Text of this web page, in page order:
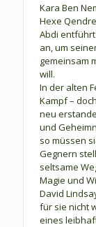
Kara Ben
Hexe
Abdi entführt
an, um
gemeinsam
will.
In der alten
Kampf –
neu
und
so müssen
Gegnern
seltsame
Magie und
David
für sie nicht
eines